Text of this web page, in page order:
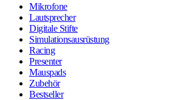
Mikrofone
Lautsprecher
Digitale Stifte
Simulationsausrüstung
Racing
Presenter
Mauspads
Zubehör
Bestseller